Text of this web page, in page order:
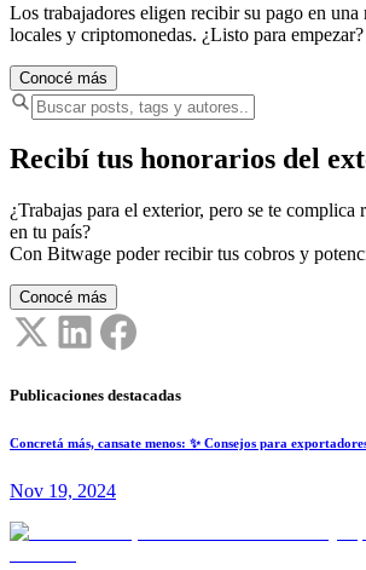
Los trabajadores eligen recibir su pago en una
locales y criptomonedas. ¿Listo para empezar?
Conocé más
Recibí tus honorarios del
¿Trabajas para el exterior, pero se te complica
en tu país?
Con Bitwage poder recibir tus cobros y
Conocé más
Publicaciones destacadas
Concretá más, cansate menos: ✨ Consejos para
Nov 19, 2024